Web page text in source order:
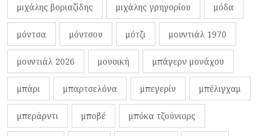
μιχάλης βοριαζίδης μιχάλης γρηγορίου μόδα
μόντσα μόντσου μότζι μουντιάλ 1970
μουντιάλ 2026 μουσική μπάγερν μονάχου
μπάρι μπαρτσελόνα μπεγερίν μπέλιγχαμ
μπεράρντι μποβέ μπόκα τζούνιορς